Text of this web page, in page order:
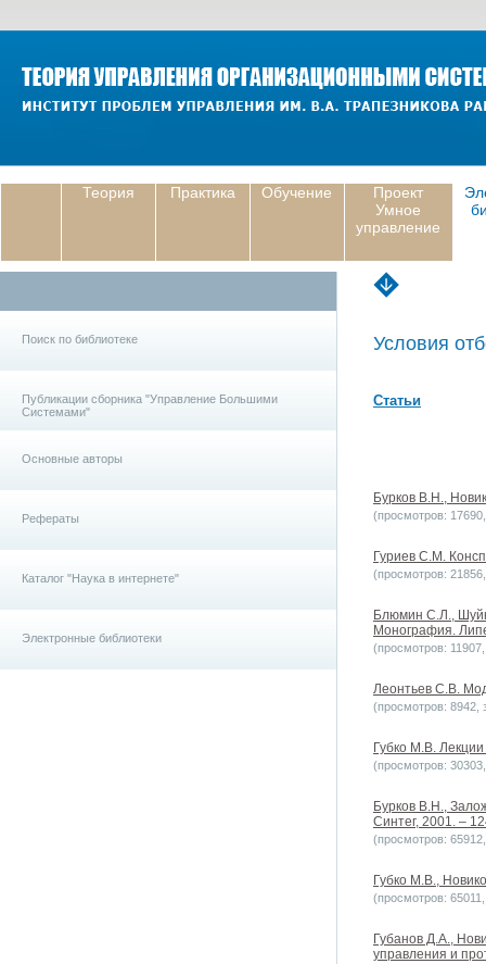
Теория Практика Обучение
Проект
Умное
управление
Поиск по библиотеке
Публикации сборника "Управление Большими
Системами"
Основные авторы
Рефераты
Каталог "Наука в интернете"
Электронные библиотеки
Условия
Статьи
Бурков В.Н.,
(просмотров:
Гуриев С.М.
(просмотров:
Блюмин С.Л.,
Монография.
(просмотров:
Леонтьев С.В.
(просмотров: 8942,
Губко М.В.
(просмотров:
Бурков В.Н.,
Синтег, 2001. –
(просмотров:
Губко М.В.,
(просмотров:
Губанов Д.А.,
управления и